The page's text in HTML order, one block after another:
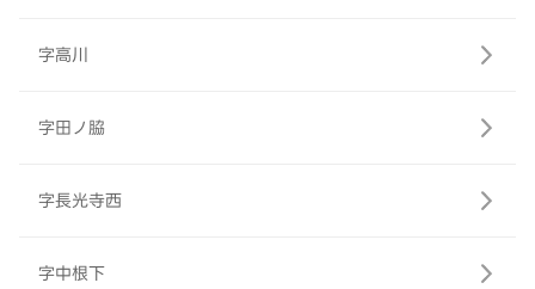
字高川
字田ノ脇
字長光寺西
字中根下